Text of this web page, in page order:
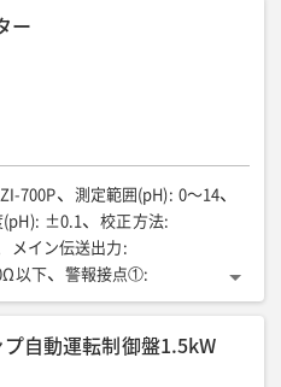
ー
ZI-700P 測定範囲(pH): 0〜14
(pH): ±0.1 校正方法:
メイン伝送出力 :
以下
警報接点①:
点②:
: 7以下 電源(V):
幅400×高1135
自動運転制御盤1.5kW